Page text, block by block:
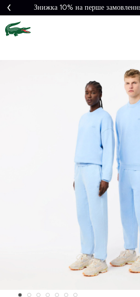
Знижка 10% на перше замовлення
Легке
повернення
Безкоштовна
5000₴*